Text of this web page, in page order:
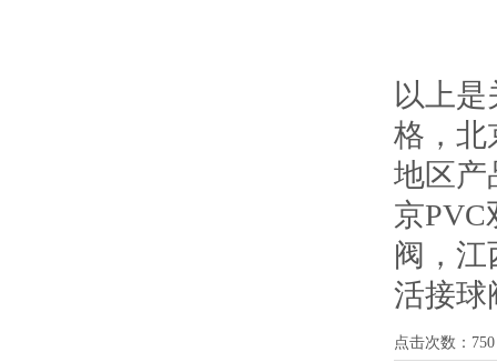
以上
格，北
地区
京PVC
阀 ， 江
活接球
点击次数： 750